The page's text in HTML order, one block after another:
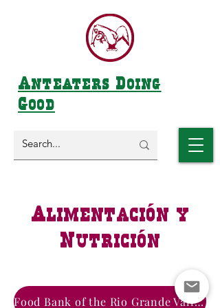
Anteaters Doing
Good
Alimentación y
Nutrición
Food Bank of the Rio Grande Valley